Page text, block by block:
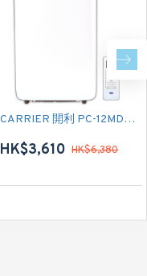
CARRIER 開利 PC-12MDK 匹半 移動式冷氣機 (附遙控)
HK$3,610 HK$6,380